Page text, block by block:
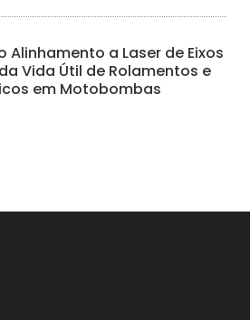
Alinhamento a Laser de Eixos
Vida Útil de Rolamentos e
em Motobombas